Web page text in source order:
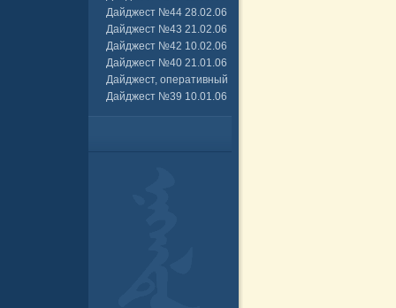
Дайджест №44 28.02.06
Дайджест №43 21.02.06
Дайджест №42 10.02.06
Дайджест №40 21.01.06
Дайджест, оперативный
Дайджест №39 10.01.06